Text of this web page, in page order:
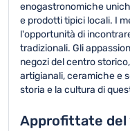
enogastronomiche
e prodotti tipici locali. I
l'opportunità di
tradizionali. Gli
negozi del centro
artigianali, ceramiche e
storia e la cultura di
Approfittate del